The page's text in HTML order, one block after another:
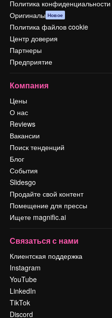
Политика конфиденциальности
Оригиналы Новое
Политика файлов cookie
Центр доверия
Партнеры
Предприятие
Компания
Цены
О нас
Reviews
Вакансии
Поиск тенденций
Блог
События
Slidesgo
Продайте свой контент
Помещение для прессы
Ищете magnific.ai
Связаться с нами
Клиентская поддержка
Instagram
YouTube
LinkedIn
TikTok
Discord